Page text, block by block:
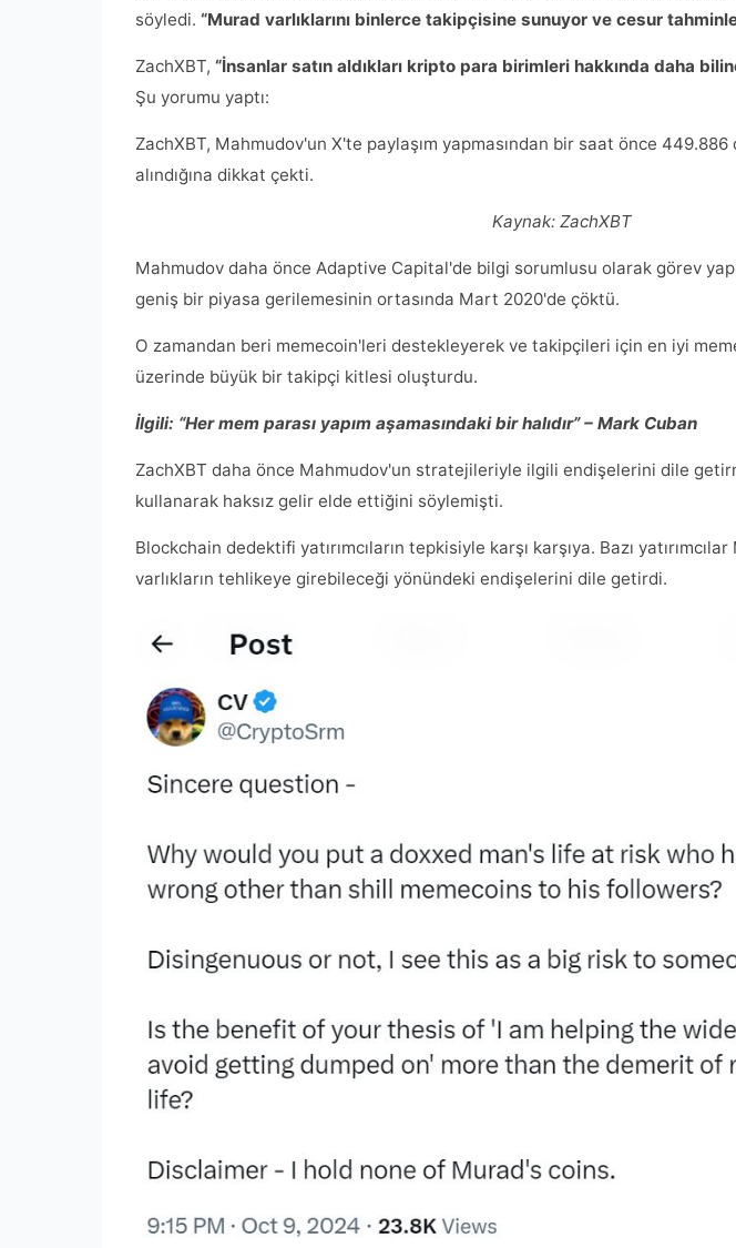
söyledi. “Murad varlıklarını binlerce takipçisine sunuyor ve cesur
ZachXBT, “İnsanlar satın aldıkları kripto para birimleri hakkında daha
Şu yorumu yaptı:
ZachXBT, Mahmudov'un X'te paylaşım yapmasından bir saat önce
alındığına dikkat çekti.
Kaynak: ZachXBT
Mahmudov daha önce Adaptive Capital'de bilgi sorumlusu olarak görev
geniş bir piyasa gerilemesinin ortasında Mart 2020'de çöktü.
O zamandan beri memecoin'leri destekleyerek ve takipçileri için en iyi
üzerinde büyük bir takipçi kitlesi oluşturdu.
İlgili: “Her mem parası yapım aşamasındaki bir halıdır” – Mark Cuban
ZachXBT daha önce Mahmudov'un stratejileriyle ilgili endişelerini dile
kullanarak haksız gelir elde ettiğini söylemişti.
Blockchain dedektifi yatırımcıların tepkisiyle karşı karşıya. Bazı
varlıkların tehlikeye girebileceği yönündeki endişelerini dile getirdi.